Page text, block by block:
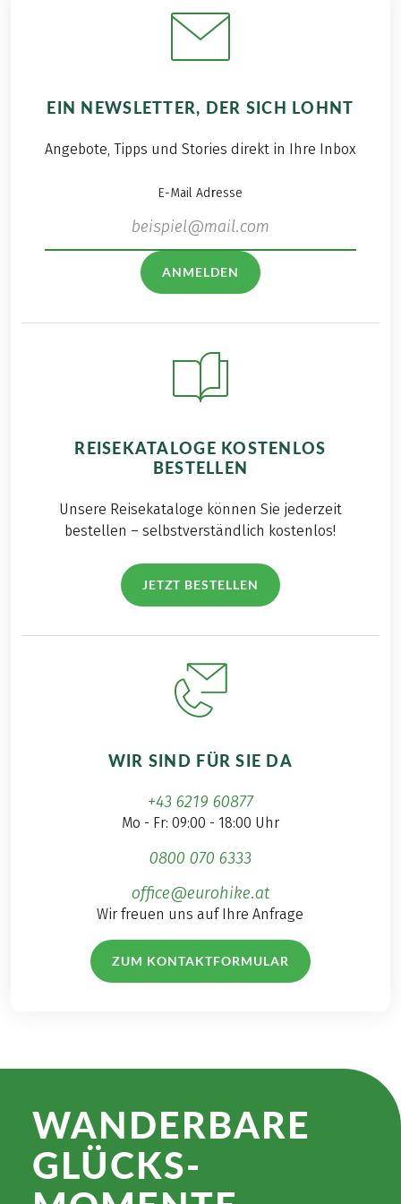
EIN NEWSLETTER, DER SICH LOHNT
Angebote, Tipps und Stories direkt in Ihre Inbox
E-Mail Adresse
ANMELDEN
REISEKATALOGE KOSTENLOS
BESTELLEN
Unsere Reisekataloge können Sie jederzeit
bestellen – selbstverständlich kostenlos!
JETZT BESTELLEN
WIR SIND FÜR SIE DA
+43 6219 60877
Mo - Fr: 09:00 - 18:00 Uhr
0800 070 6333
office@eurohike.at
Wir freuen uns auf Ihre Anfrage
ZUM KONTAKTFORMULAR
WANDER­BARE
GLÜCKS­